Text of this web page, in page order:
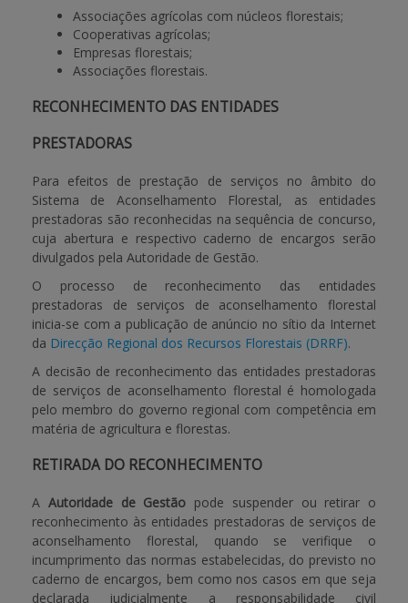
Associações agrícolas com núcleos florestais;
Cooperativas agrícolas;
Empresas florestais;
Associações florestais.
RECONHECIMENTO DAS ENTIDADES
PRESTADORAS
Para efeitos de prestação de serviços no âmbito do
Sistema de Aconselhamento Florestal, as entidades
prestadoras são reconhecidas na sequência de concurso,
cuja abertura e respectivo caderno de encargos serão
divulgados pela Autoridade de Gestão.
O processo de reconhecimento das entidades
prestadoras de serviços de aconselhamento florestal
inicia-se com a publicação de anúncio no sítio da Internet
da Direcção Regional dos Recursos Florestais (DRRF).
A decisão de reconhecimento das entidades prestadoras
de serviços de aconselhamento florestal é homologada
pelo membro do governo regional com competência em
matéria de agricultura e florestas.
RETIRADA DO RECONHECIMENTO
A Autoridade de Gestão pode suspender ou retirar o
reconhecimento às entidades prestadoras de serviços de
aconselhamento florestal, quando se verifique o
incumprimento das normas estabelecidas, do previsto no
caderno de encargos, bem como nos casos em que seja
declarada judicialmente a responsabilidade civil